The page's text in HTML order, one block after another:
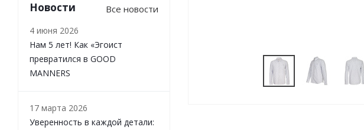
Новости Все новости
4 июня 2026
Нам 5 лет! Как «Эгоист
превратился в GOOD
MANNERS
17 марта 2026
Уверенность в каждой детали: